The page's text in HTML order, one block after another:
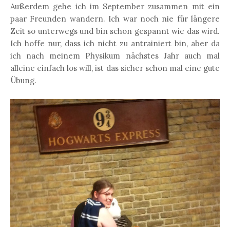
Außerdem gehe ich im September zusammen mit ein
paar Freunden wandern. Ich war noch nie für längere
Zeit so unterwegs und bin schon gespannt wie das wird.
Ich hoffe nur, dass ich nicht zu antrainiert bin, aber da
ich nach meinem Physikum nächstes Jahr auch mal
alleine einfach los will, ist das sicher schon mal eine gute
Übung.